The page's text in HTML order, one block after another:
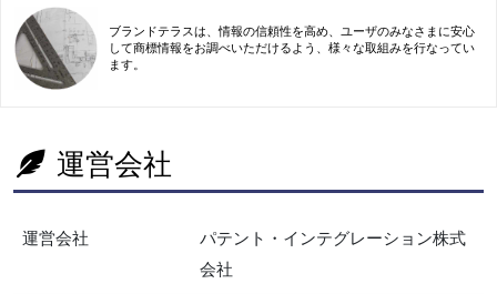
ブランドテラスは、情報の信頼性を高め、ユーザのみなさまに安心
して商標情報をお調べいただけるよう、様々な取組みを行なってい
ます。
運営会社
運営会社
パテント・インテグレーション株式
会社